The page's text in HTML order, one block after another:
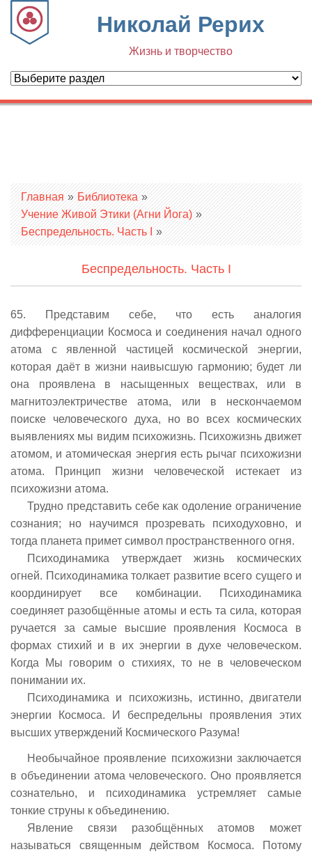
Николай Рерих
Жизнь и творчество
Вы здесь
Главная » Библиотека »
Учение Живой Этики (Агни Йога) »
Беспредельность. Часть I »
Беспредельность. Часть I
65. Представим себе, что есть аналогия
дифференциации Космоса и соединения начал одного
атома с явленной частицей космической энергии,
которая даёт в жизни наивысшую гармонию; будет ли
она проявлена в насыщенных веществах, или в
магнитоэлектричестве атома, или в нескончаемом
поиске человеческого духа, но во всех космических
выявлениях мы видим психожизнь. Психожизнь движет
атомом, и атомическая энергия есть рычаг психожизни
атома. Принцип жизни человеческой истекает из
психожизни атома.
Трудно представить себе как одоление ограничение
сознания; но научимся прозревать психодуховно, и
тогда планета примет символ пространственного огня.
Психодинамика утверждает жизнь космических
огней. Психодинамика толкает развитие всего сущего и
координирует все комбинации. Психодинамика
соединяет разобщённые атомы и есть та сила, которая
ручается за самые высшие проявления Космоса в
формах стихий и в их энергии в духе человеческом.
Когда Мы говорим о стихиях, то не в человеческом
понимании их.
Психодинамика и психожизнь, истинно, двигатели
энергии Космоса. И беспредельны проявления этих
высших утверждений Космического Разума!
Необычайное проявление психожизни заключается
в объединении атома человеческого. Оно проявляется
сознательно, и психодинамика устремляет самые
тонкие струны к объединению.
Явление связи разобщённых атомов может
называться священным действом Космоса. Потому